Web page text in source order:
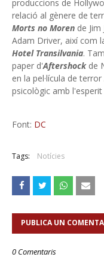
produccions de
relació al gènere de
Morts no Moren de
Adam Driver, així com
Hotel Transilvania.
paper d'Aftershockde
en la pel·lícula de terror
psicològic amb l'esperit
Font: DC
Tags: Notícies
PUBLICA UN
0 Comentaris